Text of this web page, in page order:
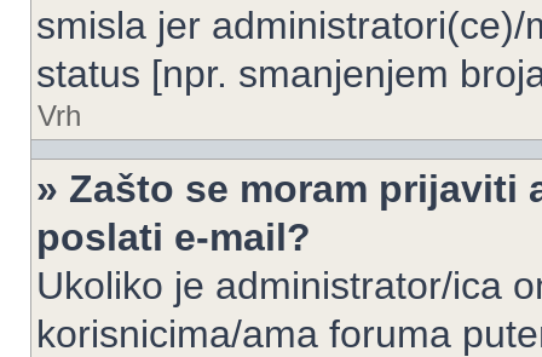
smisla jer
status [npr. smanjenjem
Vrh
» Zašto se moram prijaviti
poslati e-mail?
Ukoliko je administrator/ica
korisnicima/ama foruma